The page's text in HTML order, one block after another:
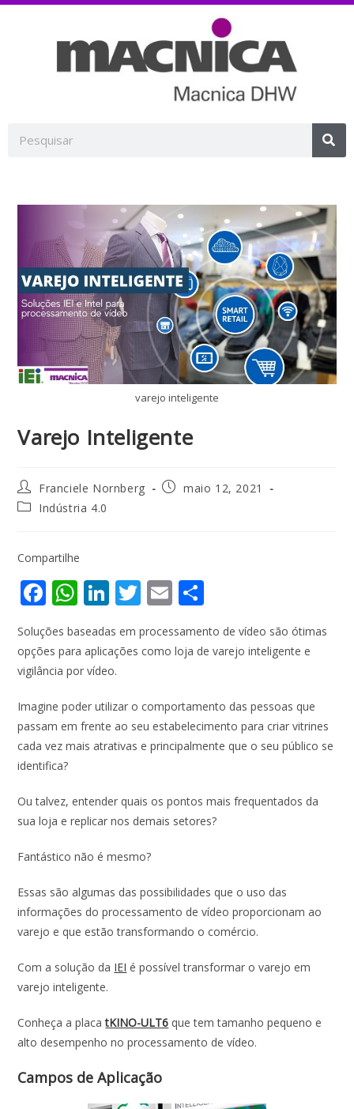
varejo inteligente
Varejo Inteligente
Franciele Nornberg
maio 12, 2021
Indústria 4.0
Compartilhe
F
ac
e
b
o
k
W
at
s
A
p
p
Li
k
e
dI
n
T
itt
E
ai ar
Soluções baseadas em processamento de vídeo são ótimas
opções para aplicações como loja de varejo inteligente e
vigilância por vídeo.
Imagine poder utilizar o comportamento das pessoas que
passam em frente ao seu estabelecimento para criar vitrines
cada vez mais atrativas e principalmente que o seu público se
identifica?
Ou talvez, entender quais os pontos mais frequentados da
sua loja e replicar nos demais setores?
Fantástico não é mesmo?
Essas são algumas das possibilidades que o uso das
informações do processamento de vídeo proporcionam ao
varejo e que estão transformando o comércio.
Com a solução da IEI é possível transformar o varejo em
varejo inteligente.
Conheça a placatKINO-ULT6 que tem tamanho pequeno e
alto desempenho no processamento de vídeo.
Campos de Aplicação